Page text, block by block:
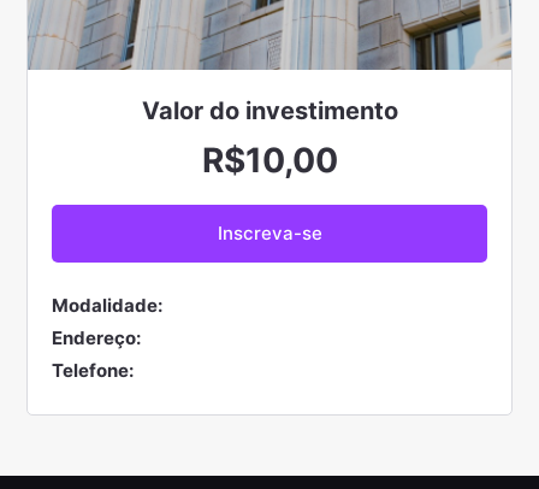
Valor do investimento
R$10,00
Modalidade:
Endereço:
Telefone: